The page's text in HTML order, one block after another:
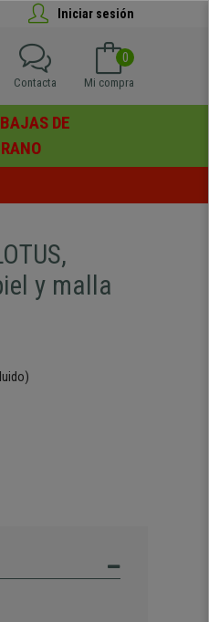
Iniciar sesión
0
Mi compra
Contacta
DE
y malla